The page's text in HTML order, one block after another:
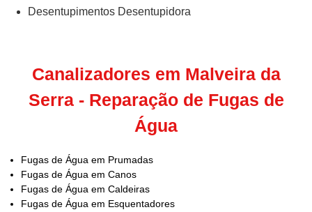
Desentupimentos Desentupidora
Canalizadores em Malveira da
Serra - Reparação de Fugas de
Água
Fugas de Água em Prumadas
Fugas de Água em Canos
Fugas de Água em Caldeiras
Fugas de Água em Esquentadores